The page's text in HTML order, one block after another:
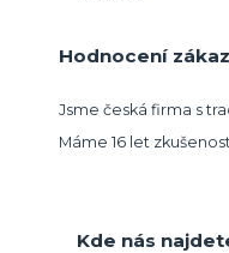
Hodnocení
Jsme česká firma s
Máme 16 let
Kde nás